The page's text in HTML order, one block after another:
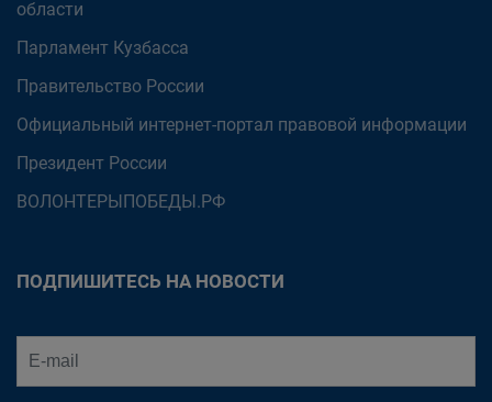
области
Парламент Кузбасса
Правительство России
Официальный интернет-портал правовой информации
Президент России
ВОЛОНТЕРЫПОБЕДЫ.РФ
ПОДПИШИТЕСЬ НА НОВОСТИ